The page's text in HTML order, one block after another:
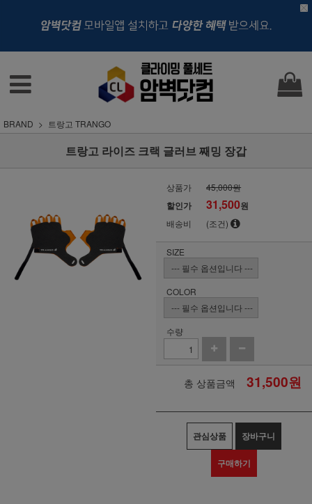
BRAND 트랑고 TRANGO
트랑고 라이즈 크랙 글러브 째밍 장갑
상품가 45,000원
할인가 31,500원
배송비 (조건)
SIZE
COLOR
수량
총 상품금액 31,500원
관심상품 장바구니
구매하기